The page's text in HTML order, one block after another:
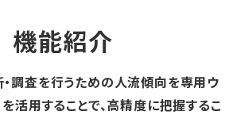
機能紹介
調査を行うための人流傾向を専用ウ
を活用することで、高精度に把握するこ